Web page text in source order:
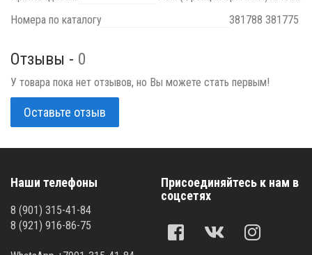
Номера по каталогу
381788 381775
Отзывы - 0
У товара пока нет отзывов, но Вы можете стать первым!
Оставьте отзыв
Наши телефоны
8 (901) 315-41-84
8 (921) 916-86-75
Присоединяйтесь к нам в
соцсетях